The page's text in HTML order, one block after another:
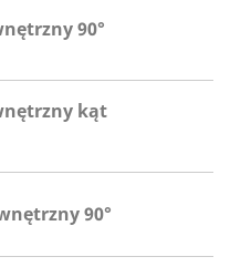
90°
kąt
90°